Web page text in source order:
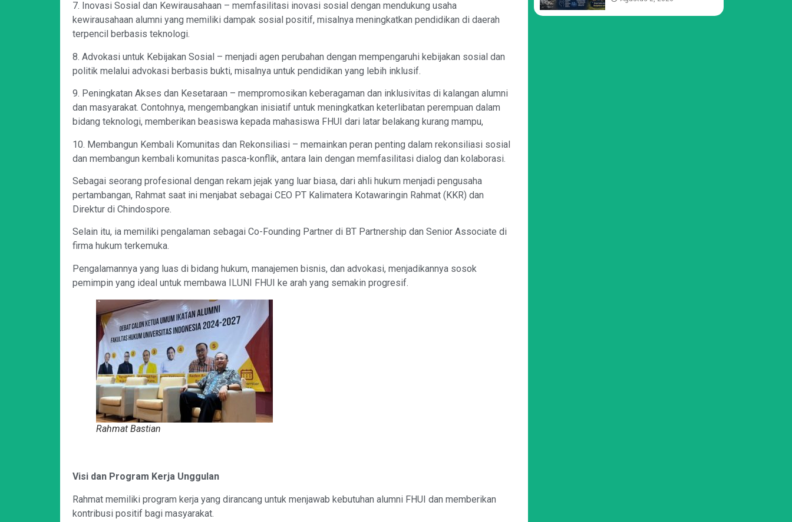
7. Inovasi Sosial dan Kewirausahaan – memfasilitasi inovasi sosial dengan mendukung usaha
kewirausahaan alumni yang memiliki dampak sosial positif, misalnya meningkatkan pendidikan di daerah
terpencil berbasis teknologi.
8. Advokasi untuk Kebijakan Sosial – menjadi agen perubahan dengan mempengaruhi kebijakan sosial dan
politik melalui advokasi berbasis bukti, misalnya untuk pendidikan yang lebih inklusif.
9. Peningkatan Akses dan Kesetaraan – mempromosikan keberagaman dan inklusivitas di kalangan alumni
dan masyarakat. Contohnya, mengembangkan inisiatif untuk meningkatkan keterlibatan perempuan dalam
bidang teknologi, memberikan beasiswa kepada mahasiswa FHUI dari latar belakang kurang mampu,
10. Membangun Kembali Komunitas dan Rekonsiliasi – memainkan peran penting dalam rekonsiliasi sosial
dan membangun kembali komunitas pasca-konflik, antara lain dengan memfasilitasi dialog dan kolaborasi.
Sebagai seorang profesional dengan rekam jejak yang luar biasa, dari ahli hukum menjadi pengusaha
pertambangan, Rahmat saat ini menjabat sebagai CEO PT Kalimatera Kotawaringin Rahmat (KKR) dan
Direktur di Chindospore.
Selain itu, ia memiliki pengalaman sebagai Co-Founding Partner di BT Partnership dan Senior Associate di
firma hukum terkemuka.
Pengalamannya yang luas di bidang hukum, manajemen bisnis, dan advokasi, menjadikannya sosok
pemimpin yang ideal untuk membawa ILUNI FHUI ke arah yang semakin progresif.
Rahmat Bastian
Visi dan Program Kerja Unggulan
Rahmat memiliki program kerja yang dirancang untuk menjawab kebutuhan alumni FHUI dan memberikan
kontribusi positif bagi masyarakat.